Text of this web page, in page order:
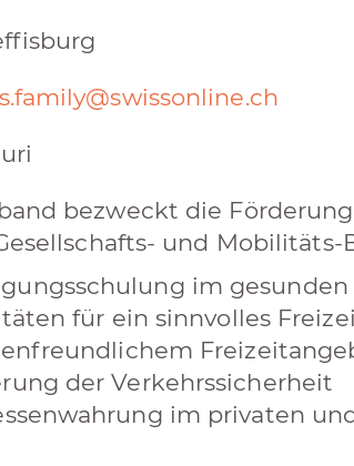
bezweckt die
und Mobilitäts-
im
für ein sinnvolles
der Verkehrssicherheit
im privaten